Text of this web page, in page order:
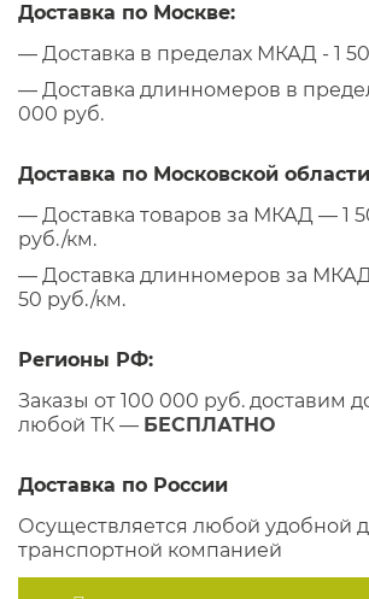
Доставка по Москве:
— Доставка в пределах МКАД - 1
— Доставка длинномеров в
000 руб.
Доставка по Московской
— Доставка товаров за МКАД — 1
руб./км.
— Доставка длинномеров за
50 руб./км.
Регионы РФ:
Заказы от 100 000 руб. доставим
любой ТК — БЕСПЛАТНО
Доставка по России
Осуществляется любой удобной
транспортной компанией